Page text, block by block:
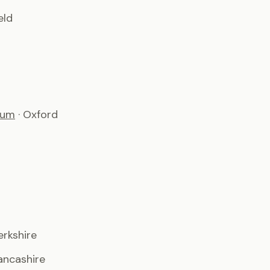
· Oxford